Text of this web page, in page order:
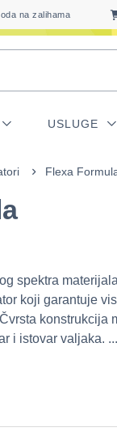
na zalihama
USLUGE
Flexa
spektra
koji garantuje
konstrukcija
i istovar valjaka. ...